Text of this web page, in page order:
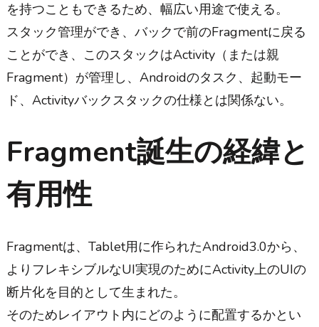
を持つこともできるため、幅広い用途で使える。
スタック管理ができ、バックで前のFragmentに戻る
ことができ、このスタックはActivity（または親
Fragment）が管理し、Androidのタスク、起動モー
ド、Activityバックスタックの仕様とは関係ない。
Fragment誕生の経緯と
有用性
Fragmentは、Tablet用に作られたAndroid3.0から、
よりフレキシブルなUI実現のためにActivity上のUIの
断片化を目的として生まれた。
そのためレイアウト内にどのように配置するかとい